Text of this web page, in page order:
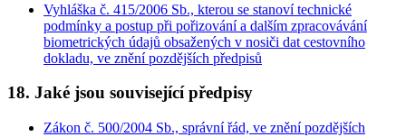
Vyhláška č. 415/2006 Sb., kterou se stanoví technické
podmínky a postup při pořizování a dalším zpracovávání
biometrických údajů obsažených v nosiči dat cestovního
dokladu, ve znění pozdějších předpisů
18. Jaké jsou související předpisy
Zákon č. 500/2004 Sb., správní řád, ve znění pozdějších